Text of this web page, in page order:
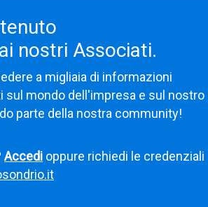
nostri Associati.
a migliaia di informazioni
sul mondo dell'impresa e sul nostro
parte della nostra community!
Accedi oppure richiedi le credenziali